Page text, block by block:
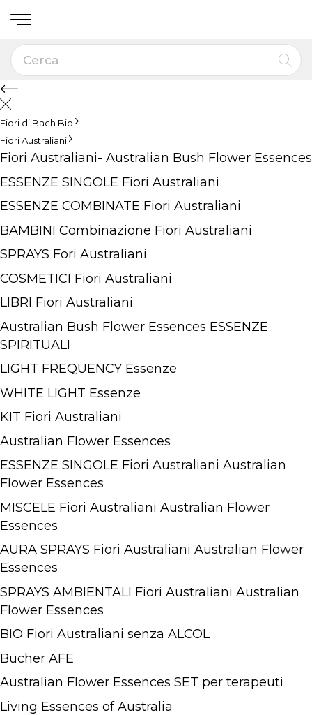
Fiori di Bach Bio
Fiori Australiani
Fiori Australiani- Australian Bush Flower Essences
ESSENZE SINGOLE Fiori Australiani
ESSENZE COMBINATE Fiori Australiani
BAMBINI Combinazione Fiori Australiani
SPRAYS Fori Australiani
COSMETICI Fiori Australiani
LIBRI Fiori Australiani
Australian Bush Flower Essences ESSENZE
SPIRITUALI
LIGHT FREQUENCY Essenze
WHITE LIGHT Essenze
KIT Fiori Australiani
Australian Flower Essences
ESSENZE SINGOLE Fiori Australiani Australian
Flower Essences
MISCELE Fiori Australiani Australian Flower
Essences
AURA SPRAYS Fiori Australiani Australian Flower
Essences
SPRAYS AMBIENTALI Fiori Australiani Australian
Flower Essences
BIO Fiori Australiani senza ALCOL
Bücher AFE
Australian Flower Essences SET per terapeuti
Living Essences of Australia